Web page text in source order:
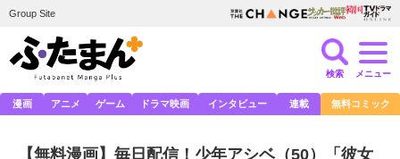
Group Site
検索 メニュー
漫画 アニメ ゲーム ドラマ映画 インタビュー 連載 無料コミック
【無料漫画】毎日配信！少年アシベ（50）「彼女